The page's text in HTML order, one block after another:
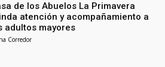
de los Abuelos La Primavera
atención y acompañamiento a
adultos mayores
Corredor